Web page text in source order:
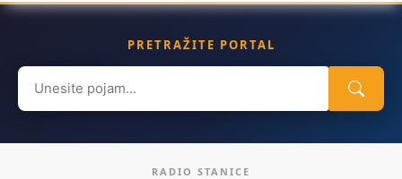
PRETRAŽITE PORTAL
Search
for:
RADIO STANICE